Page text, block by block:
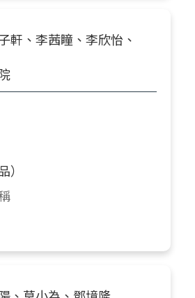
軒、李茜瞳、李欣怡、
）